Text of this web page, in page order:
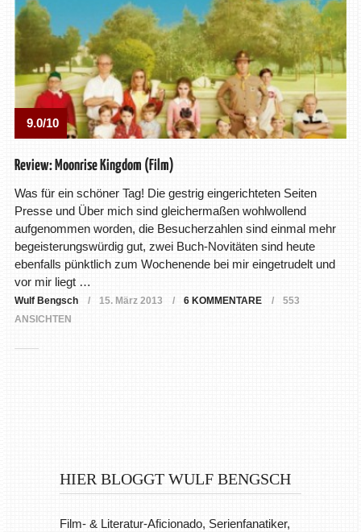
9.0/10
Review: Moonrise Kingdom (Film)
Was für ein schöner Tag! Die gestrig eingerichteten Seiten
Presse und Über mich sind gleichermaßen wohlwollend
aufgenommen worden, die Besucherzahlen sind einmal mehr
begeisterungswürdig gut, zwei Buch-Novitäten sind heute
ebenfalls pünktlich zum Wochenende bei mir eingetrudelt und
vor mir liegt …
Wulf Bengsch 15. März 2013 6 KOMMENTARE
553
ANSICHTEN
HIER BLOGGT WULF BENGSCH
Film- & Literatur-Aficionado, Serienfanatiker,